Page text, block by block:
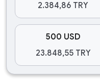
2.384,86 TRY
500 USD
23.848,55 TRY